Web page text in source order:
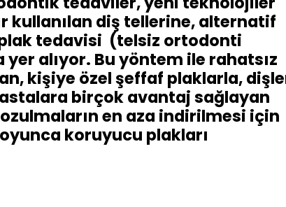
kullanılan diş tellerine, alternatif
tedavisi (telsiz ortodonti
alıyor. Bu yöntem ile rahatsız
kişiye özel şeffaf plaklarla,
birçok avantaj sağlayan
en aza indirilmesi için
koruyucu plakları